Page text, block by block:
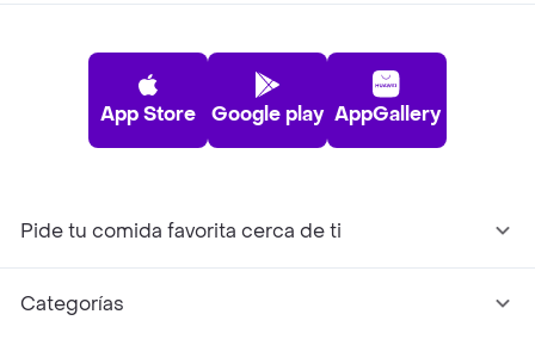
App Store Google play AppGallery
Pide tu comida favorita cerca de ti
Categorías